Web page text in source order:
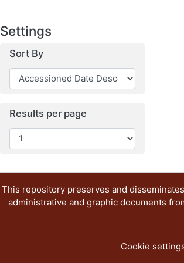
Settings
Sort By
Results per page
This repository preserves and
administrative and graphic documents
Cookie